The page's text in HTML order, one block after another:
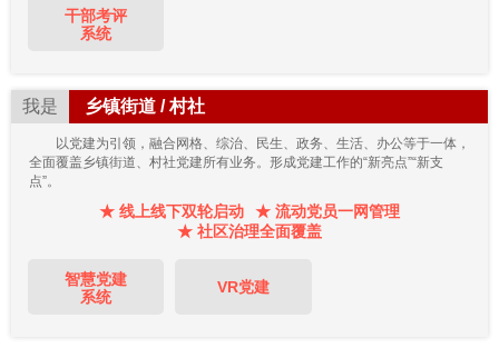
干部考评
系统
我是 乡镇街道 / 村社
以党建为引领，融合网格、综治、民生、政务、生活、办公等于一体，
全面覆盖乡镇街道、村社党建所有业务。形成党建工作的“新亮点”“新支
点”。
★ 线上线下双轮启动
★ 流动党员一网管理
★ 社区治理全面覆盖
智慧党建
系统
VR党建